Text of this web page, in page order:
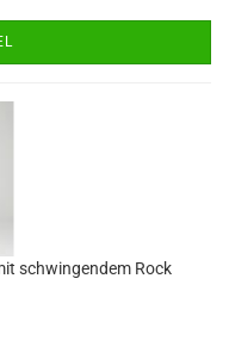
schwingendem Rock